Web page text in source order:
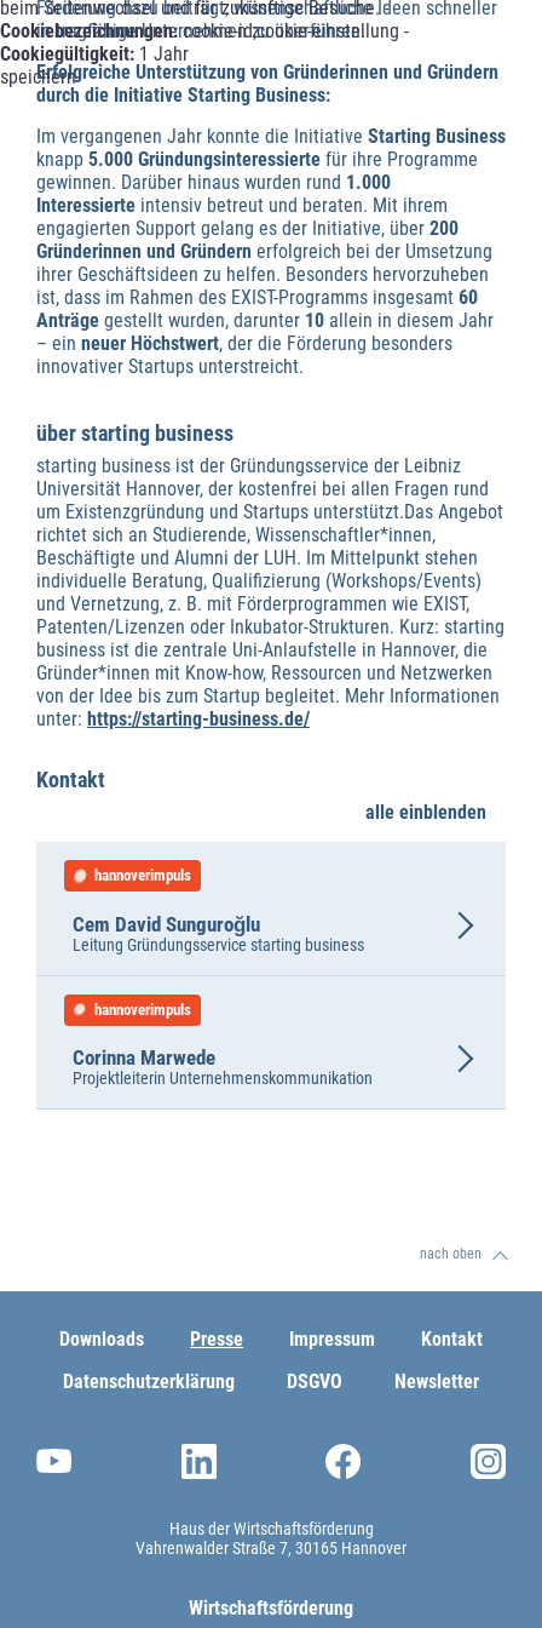
beim Seitenwechsel und für zukünftige Besuche. -
Cookiebezeichnungen:cookie-id;cookie-einstellung -
Cookiegültigkeit: 1 Jahr
speichern
Förderung dazu beiträgt, wissenschaftliche Ideen schneller
in tragfähige Unternehmen zu überführen.
Erfolgreiche Unterstützung von Gründerinnen und Gründern
durch die Initiative Starting Business:
Im vergangenen Jahr konnte die Initiative Starting Business
knapp 5.000 Gründungsinteressierte für ihre Programme
gewinnen. Darüber hinaus wurden rund 1.000
Interessierte intensiv betreut und beraten. Mit ihrem
engagierten Support gelang es der Initiative, über 200
Gründerinnen und Gründern erfolgreich bei der Umsetzung
ihrer Geschäftsideen zu helfen. Besonders hervorzuheben
ist, dass im Rahmen des EXIST-Programms insgesamt 60
Anträge gestellt wurden, darunter 10 allein in diesem Jahr
– ein neuer Höchstwert, der die Förderung besonders
innovativer Startups unterstreicht.
über starting business
starting business ist der Gründungsservice der Leibniz
Universität Hannover, der kostenfrei bei allen Fragen rund
um Existenzgründung und Startups unterstützt.Das Angebot
richtet sich an Studierende, Wissenschaftler*innen,
Beschäftigte und Alumni der LUH. Im Mittelpunkt stehen
individuelle Beratung, Qualifizierung (Workshops/Events)
und Vernetzung, z. B. mit Förderprogrammen wie EXIST,
Patenten/Lizenzen oder Inkubator-Strukturen. Kurz: starting
business ist die zentrale Uni-Anlaufstelle in Hannover, die
Gründer*innen mit Know-how, Ressourcen und Netzwerken
von der Idee bis zum Startup begleitet. Mehr Informationen
unter: https://starting-business.de/
Kontakt
alle einblenden
hannoverimpuls
Leitung Gründungsservice starting business
Cem David Sunguroğlu
hannoverimpuls
Projektleiterin Unternehmenskommunikation
Corinna Marwede
nach oben
Downloads Presse Impressum
Kontakt
Datenschutzerklärung
DSGVO Newsletter
Haus der Wirtschaftsförderung
Vahrenwalder Straße 7 30165 Hannover
Wirtschaftsförderung